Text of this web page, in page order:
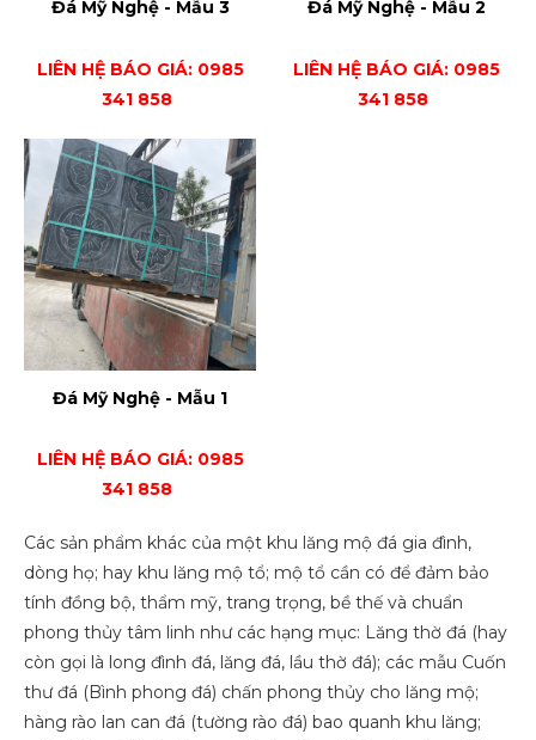
Đá Mỹ Nghệ - Mẫu 3
LIÊN HỆ BÁO GIÁ: 0985
341 858
Đá Mỹ Nghệ - Mẫu 2
LIÊN HỆ BÁO GIÁ: 0985
341 858
Đá Mỹ Nghệ - Mẫu 1
LIÊN HỆ BÁO GIÁ: 0985
341 858
Các sản phẩm khác của một khu lăng mộ đá gia đình,
dòng họ; hay khu lăng mộ tổ; mộ tổ cần có để đảm bảo
tính đồng bộ, thẩm mỹ, trang trọng, bề thế và chuẩn
phong thủy tâm linh như các hạng mục: Lăng thờ đá (hay
còn gọi là long đình đá, lăng đá, lầu thờ đá); các mẫu Cuốn
thư đá (Bình phong đá) chấn phong thủy cho lăng mộ;
hàng rào lan can đá (tường rào đá) bao quanh khu lăng;